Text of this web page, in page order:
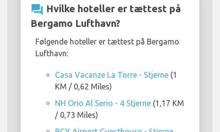
question_answer Hvilke hoteller er tættest på
Bergamo Lufthavn?
Følgende hoteller er tættest på Bergamo
Lufthavn:
Casa Vacanze La Torre - Stjerne (1
KM / 0,62 Miles)
NH Orio Al Serio - 4 Stjerne (1,17 KM
/ 0,73 Miles)